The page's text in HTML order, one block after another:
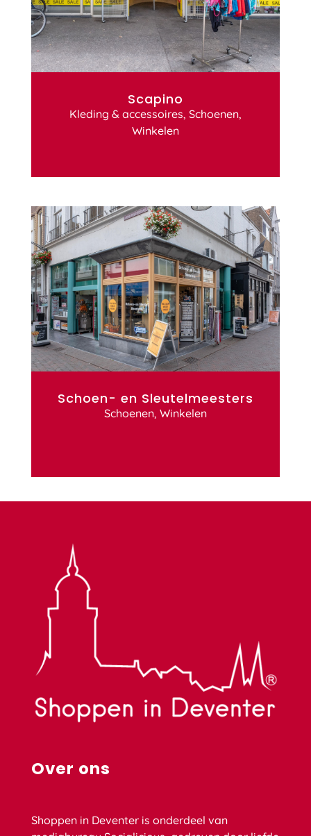
Scapino
Kleding & accessoires, Schoenen,
Winkelen
Schoen- en Sleutelmeesters
Schoenen, Winkelen
Over ons
Shoppen in Deventer is onderdeel van